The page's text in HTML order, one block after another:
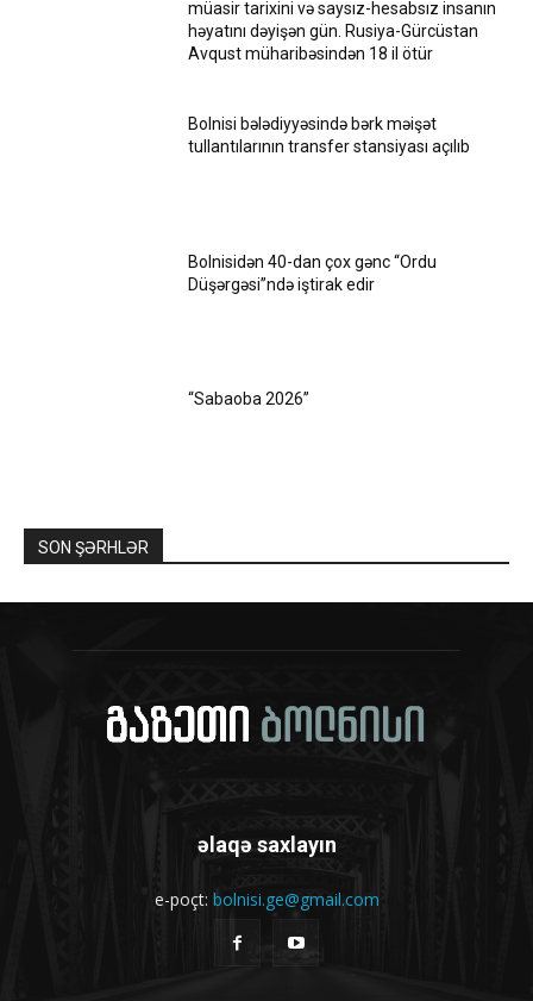
müasir tarixini və saysız-hesabsız insanın
həyatını dəyişən gün. Rusiya-Gürcüstan
Avqust müharibəsindən 18 il ötür
Bolnisi bələdiyyəsində bərk məişət
tullantılarının transfer stansiyası açılıb
Bolnisidən 40-dan çox gənc “Ordu
Düşərgəsi”ndə iştirak edir
“Sabaoba 2026”
SON ŞƏRHLƏR
əlaqə saxlayın
e-poçt: bolnisi.ge@gmail.com